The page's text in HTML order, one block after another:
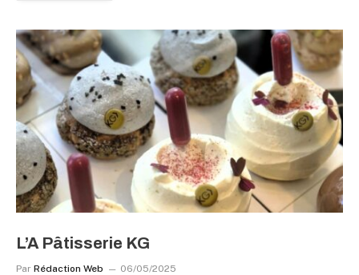
L’A Pâtisserie KG
Par Rédaction Web 06/05/2025